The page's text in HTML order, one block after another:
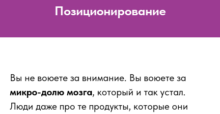
Позиционирование
Вы не воюете за внимание. Вы воюете за
микро-долю мозга, который и так устал.
Люди даже про те продукты, которые они